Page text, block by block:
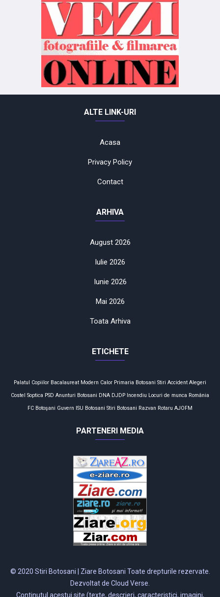
ALTE LINK-URI
Acasa
Privacy Policy
Contact
ARHIVA
August 2026
Iulie 2026
Iunie 2026
Mai 2026
Toata Arhiva
ETICHETE
Palatul Copiilor Bacalaureat Modern Calor Primaria Botosani Stiri Accident Alegeri
Costel Soptica PSD Anunturi Botosani DNA DJDP Incendiu Locuri de munca România
FC Botoşani Guvern ISU Botosani Stiri Botosani Razvan Rotaru AJOFM
PARTENERI MEDIA
© 2020 Stiri Botosani | Ziare Botosani Toate drepturile rezervate.
Dezvoltat de Cloud Verse.
Continutul acestui site (texte, descrieri, caracteristici, imagini,